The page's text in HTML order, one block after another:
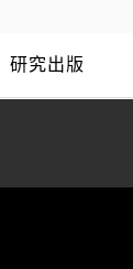
研究出版